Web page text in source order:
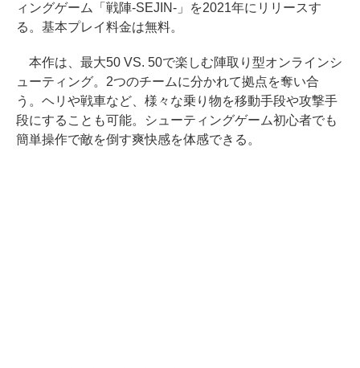
ィングゲーム「戦陣-SEJIN-」を2021年にリリースす
る。基本プレイ料金は無料。
本作は、最大50 VS. 50で楽しむ陣取り型オンラインシ
ューティング。2つのチームに分かれて拠点を奪い合
う。ヘリや戦車など、様々な乗り物を移動手段や攻撃手
段にすることも可能。シューティングゲーム初心者でも
簡単操作で敵を倒す爽快感を体感できる。